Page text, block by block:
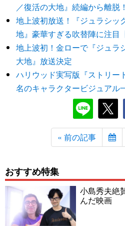
／復活の大地』続編から離脱
地上波初放送！『ジュラシッ
地』豪華すぎる吹替陣に注目
地上波初！金ローで『ジュラ
大地』放送決定
ハリウッド実写版『ストリー
名のキャラクタービジュアル
« 前の記事
おすすめ特集
小島秀夫絶
んだ映画